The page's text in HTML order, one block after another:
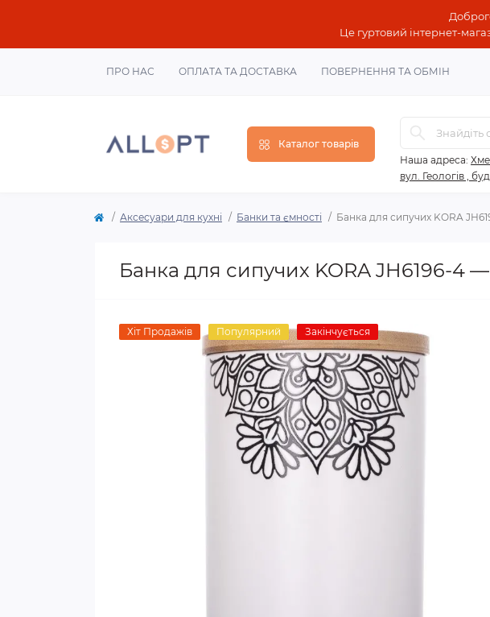
Це гуртовий інтернет-
ПРО НАС ОПЛАТА ТА ДОСТАВКА ПОВЕРНЕННЯ ТА ОБМІН
Каталог товарів
Наша адреса:
вул. Геологів ,
Аксесуари для кухні Банки та ємності Банка для сипучих KORA
Банка для сипучих KORA JH6196-4
Хіт Продажів Популярний Закінчується